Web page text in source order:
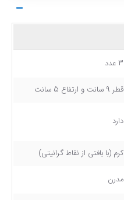
3 عدد
قطر 9 سانت و ارتفاع 5 سانت
دارد
کرم (با بافتی از نقاط گرانیتی)
مدرن